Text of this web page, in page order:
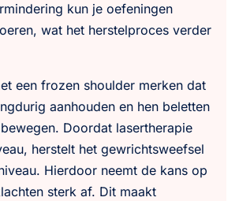
kun je oefeningen
wat het herstelproces verder
een frozen shoulder merken dat
aanhouden en hen beletten
Doordat lasertherapie
herstelt het gewrichtsweefsel
Hierdoor neemt de kans op
sterk af. Dit maakt